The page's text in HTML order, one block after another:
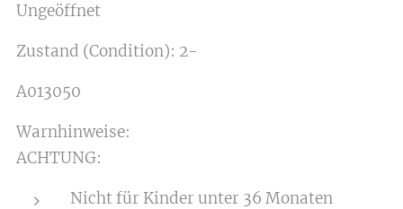
Ungeöffnet
Zustand (Condition): 2-
A013050
Warnhinweise:
ACHTUNG:
Nicht für Kinder unter 36 Monaten